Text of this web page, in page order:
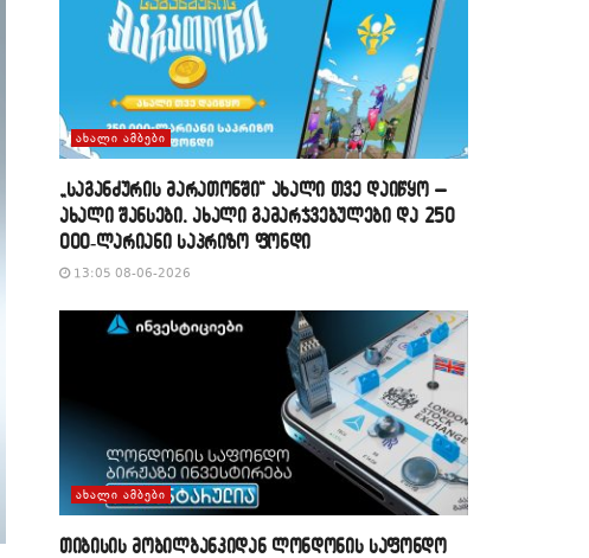
ᲐᲮᲐᲚᲘ ᲐᲛᲑᲔᲑᲘ
„საგანძურის მარათონში“ ახალი თვე დაიწყო –
ახალი შანსები, ახალი გამარჯვებულები და 250
000-ლარიანი საპრიზო ფონდი
13:05 08-06-2026
ᲐᲮᲐᲚᲘ ᲐᲛᲑᲔᲑᲘ
თიბისის მობილბანკიდან ლონდონის საფონდო